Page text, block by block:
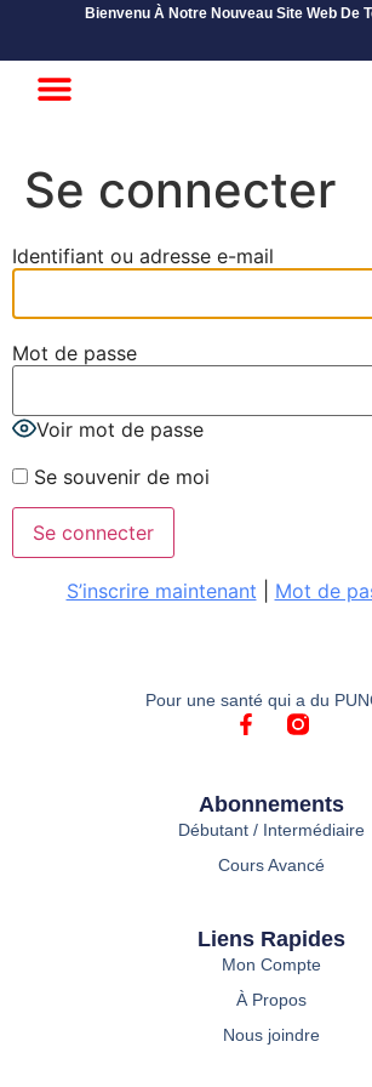
Bienvenu À Notre Nouveau Site Web De
Se connecter
Identifiant ou adresse e-mail
Mot de passe
Voir mot de passe
Se souvenir de moi
S’inscrire maintenant Mot de
Pour une santé qui a du
Abonnements
Débutant / Intermédiaire
Cours Avancé
Liens Rapides
Mon Compte
À Propos
Nous joindre